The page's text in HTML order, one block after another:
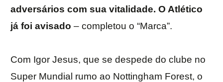
adversários com sua vitalidade. O Atlético
já foi avisado – completou o “Marca”.
Com Igor Jesus, que se despede do clube no
Super Mundial rumo ao Nottingham Forest, o